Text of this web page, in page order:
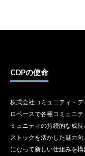
CDPの使命
株式会社コミュニティ・
ロベースで各種コミュニ
ミュニティの持続的な成
ストックを活かした魅力
になって新しい仕組みを構